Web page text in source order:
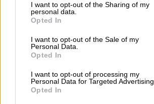
I want to opt-out of the Sharing of my
personal data.
Opted In
I want to opt-out of the Sale of my
Personal Data.
Opted In
I want to opt-out of processing my
Personal Data for Targeted Advertising.
Opted In
Altri stili | Birra multicereali